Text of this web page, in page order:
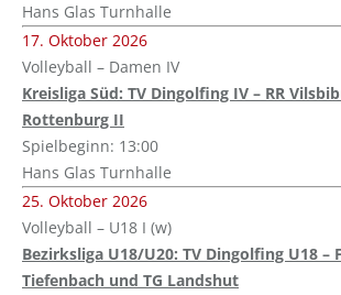
Hans Glas Turnhalle
17. Oktober 2026
Volleyball – Damen IV
Kreisliga Süd: TV Dingolfing IV – RR
Rottenburg II
Spielbeginn: 13:00
Hans Glas Turnhalle
25. Oktober 2026
Volleyball – U18 I (w)
Bezirksliga U18/U20: TV Dingolfing U18 –
Tiefenbach und TG Landshut